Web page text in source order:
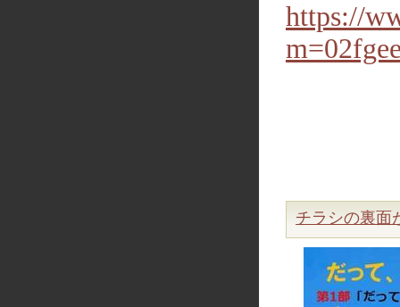
https://
チラシの裏面